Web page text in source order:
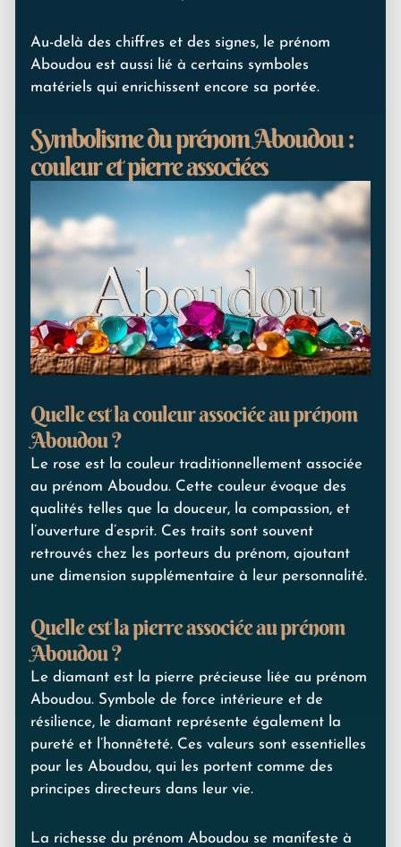
Au-delà des chiffres et des signes, le prénom
Aboudou est aussi lié à certains symboles
matériels qui enrichissent encore sa portée.
Symbolisme du prénom Aboudou :
couleur et pierre associées
Quelle est la couleur associée au prénom
Aboudou ?
Le rose est la couleur traditionnellement associée
au prénom Aboudou. Cette couleur évoque des
qualités telles que la douceur, la compassion, et
l’ouverture d’esprit. Ces traits sont souvent
retrouvés chez les porteurs du prénom, ajoutant
une dimension supplémentaire à leur personnalité.
Quelle est la pierre associée au prénom
Aboudou ?
Le diamant est la pierre précieuse liée au prénom
Aboudou. Symbole de force intérieure et de
résilience, le diamant représente également la
pureté et l’honnêteté. Ces valeurs sont essentielles
pour les Aboudou, qui les portent comme des
principes directeurs dans leur vie.
La richesse du prénom Aboudou se manifeste à